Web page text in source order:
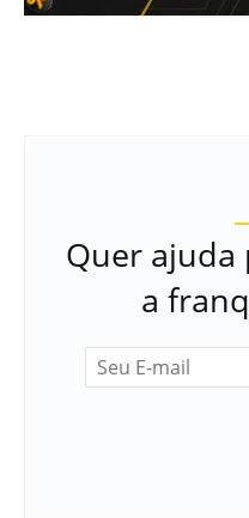
Quer
a